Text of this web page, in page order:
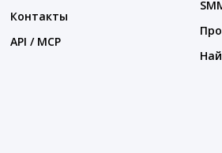
Контакты
API / MCP